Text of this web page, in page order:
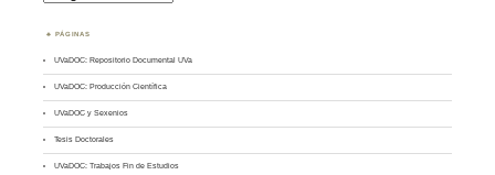
PÁGINAS
UVaDOC: Repositorio Documental UVa
UVaDOC: Producción Científica
UVaDOC y Sexenios
Tesis Doctorales
UVaDOC: Trabajos Fin de Estudios